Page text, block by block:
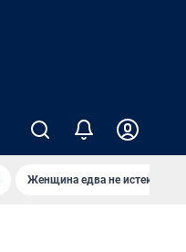
Женщина едва не истекла